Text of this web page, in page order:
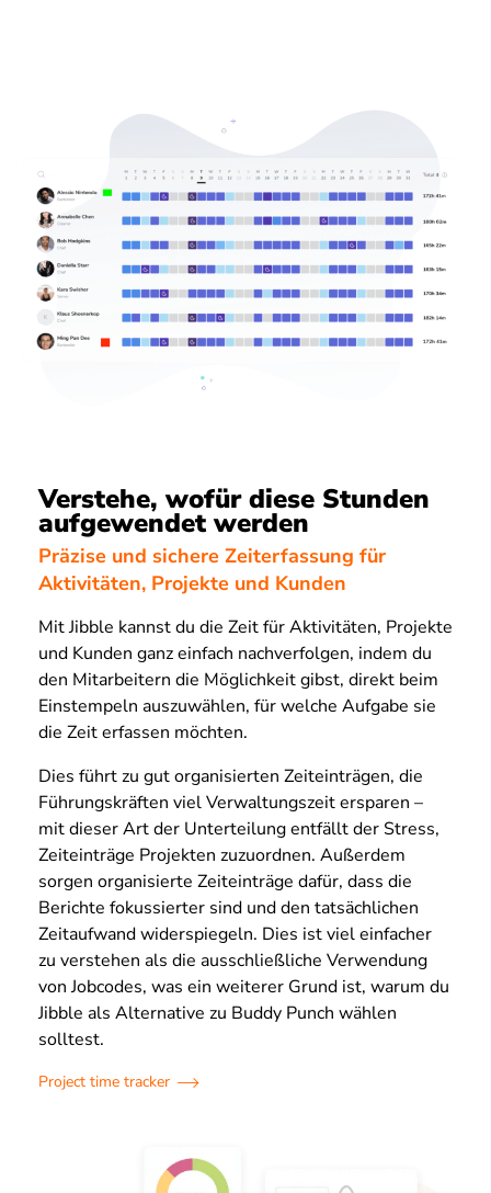
Verstehe, wofür diese Stunden
aufgewendet werden
Präzise und sichere Zeiterfassung für
Aktivitäten, Projekte und Kunden
Mit Jibble kannst du die Zeit für Aktivitäten, Projekte
und Kunden ganz einfach nachverfolgen, indem du
den Mitarbeitern die Möglichkeit gibst, direkt beim
Einstempeln auszuwählen, für welche Aufgabe sie
die Zeit erfassen möchten.
Dies führt zu gut organisierten Zeiteinträgen, die
Führungskräften viel Verwaltungszeit ersparen –
mit dieser Art der Unterteilung entfällt der Stress,
Zeiteinträge Projekten zuzuordnen. Außerdem
sorgen organisierte Zeiteinträge dafür, dass die
Berichte fokussierter sind und den tatsächlichen
Zeitaufwand widerspiegeln. Dies ist viel einfacher
zu verstehen als die ausschließliche Verwendung
von Jobcodes, was ein weiterer Grund ist, warum du
Jibble als Alternative zu Buddy Punch wählen
solltest.
Project time tracker